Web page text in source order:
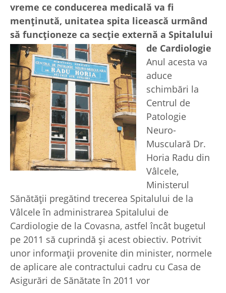
vreme ce conducerea medicală va fi
menţinută, unitatea spita licească urmând
să funcţioneze ca secţie externă a Spitalului
de Cardiologie
Anul acesta va
aduce
schimbări la
Centrul de
Patologie
Neuro-
Musculară Dr.
Horia Radu din
Vâlcele,
Ministerul
Sănătăţii pregătind trecerea Spitalului de la
Vâlcele în administrarea Spitalului de
Cardiologie de la Covasna, astfel încât bugetul
pe 2011 să cuprindă şi acest obiectiv. Potrivit
unor informaţii provenite din minister, normele
de aplicare ale contractului cadru cu Casa de
Asigurări de Sănătate în 2011 vor